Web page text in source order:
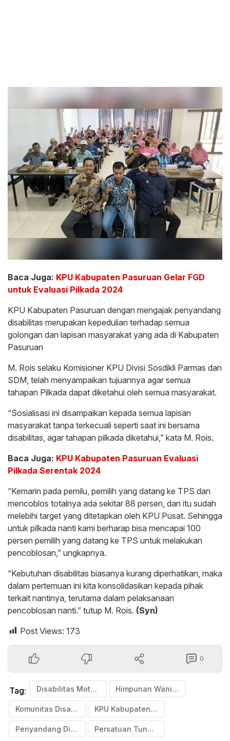
Baca Juga: KPU Kabupaten Pasuruan Gelar FGD
untuk Evaluasi Pilkada 2024
KPU Kabupaten Pasuruan dengan mengajak penyandang
disabilitas merupakan kepedulian terhadap semua
golongan dan lapisan masyarakat yang ada di Kabupaten
Pasuruan
M. Rois selaku Komisioner KPU Divisi Sosdikli Parmas dan
SDM, telah menyampaikan tujuannya agar semua
tahapan Pilkada dapat diketahui oleh semua masyarakat.
“Sosialisasi ini disampaikan kepada semua lapisan
masyarakat tanpa terkecuali seperti saat ini bersama
disabilitas, agar tahapan pilkada diketahui,” kata M. Rois.
Baca Juga: KPU Kabupaten Pasuruan Evaluasi
Pilkada Serentak 2024
“Kemarin pada pemilu, pemilih yang datang ke TPS dan
mencoblos totalnya ada sekitar 88 persen, dan itu sudah
melebihi target yang ditetapkan oleh KPU Pusat. Sehingga
untuk pilkada nanti kami berharap bisa mencapai 100
persen pemilih yang datang ke TPS untuk melakukan
pencoblosan,” ungkapnya.
“Kebutuhan disabilitas biasanya kurang diperhatikan, maka
dalam pertemuan ini kita konsolidasikan kepada pihak
terkait nantinya, terutama dalam pelaksanaan
pencoblosan nanti.” tutup M. Rois. (Syn)
Post Views: 173
0
Tag: Disabilitas Motor Indonesia (DMI) Himpunan Wanita Disabilitas Indonesia (HWDI)
Komunitas Disabilitas KPU Kabupaten Pasuruan
Penyandang Disabilitas Persatuan Tunanetra Indonesia (Pertuni)